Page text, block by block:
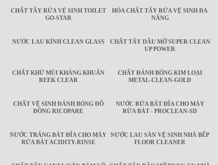
CHẤT TẨY RỬA VỆ SINH TOILET
GO-STAR
HÓA CHẤT TẨY RỬA VỆ SINH ĐA
NĂNG
NƯỚC LAU KÍNH CLEAN GLASS
CHẤT TẨY DẦU MỠ SUPER CLEAN
UP POWER
CHẤT KHỬ MÙI KHÁNG KHUẨN
REEK CLEAR
CHẤT ĐÁNH BÓNG KIM LOẠI
METAL-CLEAN-GOLD
CHẤT VỆ SINH ĐÁNH BÓNG ĐỒ
ĐỒNG RICOPARE
NƯỚC RỬA BÁT ĐĨA CHO MÁY
RỬA BÁT - PROCLEAN-SD
NƯỚC TRÁNG BÁT ĐĨA CHO MÁY
RỬA BÁT ACIDITY-RINSE
NƯỚC LAU SÀN VỆ SINH NHÀ BẾP
FLOOR CLEANER